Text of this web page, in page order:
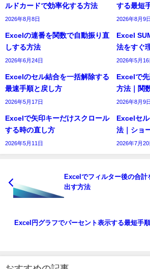
ルドカードで効率化する方法
2026年8月8日
する最短
2026年8月9日
Excelの連番を関数で自動振り直
しする方法
2026年6月24日
Excel
法をすぐ
2026年5月16
Excelのセル結合を一括解除する
最速手順と戻し方
2026年5月17日
Excelで
方法｜関
2026年8月9日
Excelで矢印キーだけスクロール
する時の直し方
2026年5月11日
Excelセ
法｜ショ
2026年7月20
Excelでフィルター後の合計
出す方法
Excel円グラフでパーセント表示する最短手